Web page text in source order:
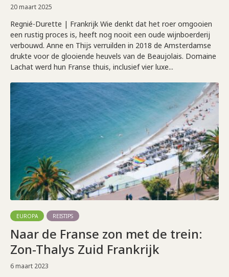
20 maart 2025
Regnié-Durette | Frankrijk Wie denkt dat het roer omgooien
een rustig proces is, heeft nog nooit een oude wijnboerderij
verbouwd. Anne en Thijs verruilden in 2018 de Amsterdamse
drukte voor de glooiende heuvels van de Beaujolais. Domaine
Lachat werd hun Franse thuis, inclusief vier luxe...
EUROPA REISTIPS
Naar de Franse zon met de trein:
Zon-Thalys Zuid Frankrijk
6 maart 2023